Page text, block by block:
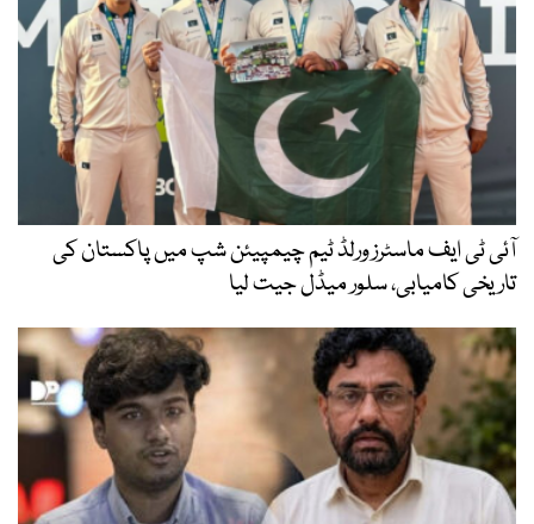
آئی ٹی ایف ماسٹرز ورلڈ ٹیم چیمپیئن شپ میں پاکستان کی
تاریخی کامیابی، سلور میڈل جیت لیا